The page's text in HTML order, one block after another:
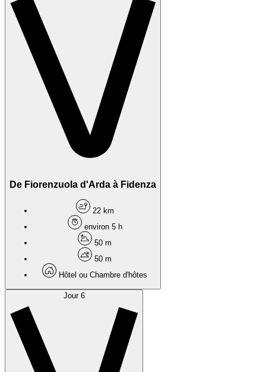
De Fiorenzuola d'Arda à Fidenza
22 km
environ 5 h
50 m
50 m
Hôtel ou Chambre d'hôtes
Jour 6